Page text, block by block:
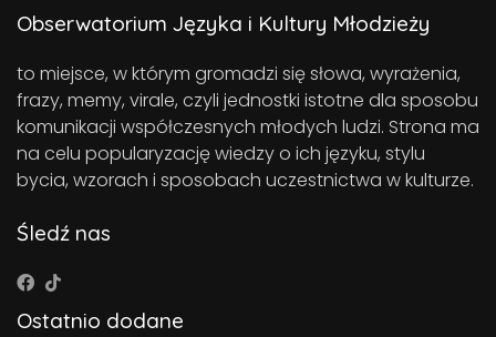
Obserwatorium Języka i Kultury Młodzieży
to miejsce, w którym gromadzi się słowa, wyrażenia,
frazy, memy, virale, czyli jednostki istotne dla sposobu
komunikacji współczesnych młodych ludzi. Strona ma
na celu popularyzację wiedzy o ich języku, stylu
bycia, wzorach i sposobach uczestnictwa w kulturze.
Śledź nas
Ostatnio dodane